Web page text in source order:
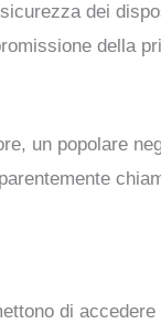
dei
della
un popolare
di